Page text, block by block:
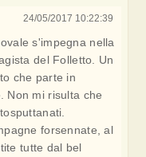
24/05/2017 10:22:39
s'impegna nella
del Folletto. Un
che parte in
Non mi risulta che
forsennate, al
tutte dal bel